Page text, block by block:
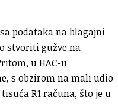
podataka na blagajni
stvoriti gužve na
u HAC-u
s obzirom na mali udio
R1 računa, što je u